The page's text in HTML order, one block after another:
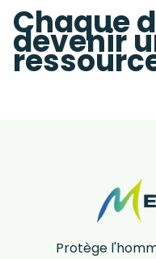
Chaque
devenir
Protège